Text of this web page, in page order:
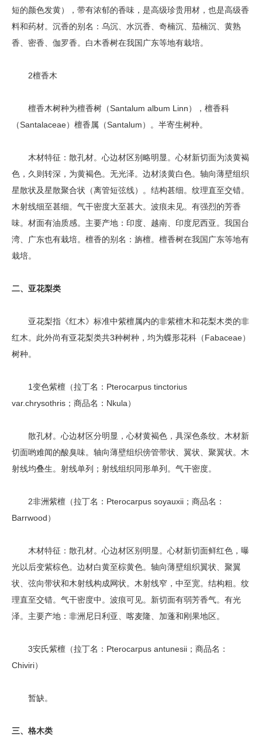
短的颜色发黄），带有浓郁的香味，是高级珍贵用材，也是高级香
料和药材。沉香的别名：乌沉、水沉香、奇楠沉、茄楠沉、黄熟
香、密香、伽罗香。白木香树在我国广东等地有栽培。
2檀香木
檀香木树种为檀香树（Santalum album Linn），檀香科
（Santalaceae）檀香属（Santalum）。半寄生树种。
木材特征：散孔材。心边材区别略明显。心材新切面为淡黄褐
色，久则转深，为黄褐色。无光泽。边材淡黄白色。轴向薄壁组织
星散状及星散聚合状（离管短弦线）。结构甚细。纹理直至交错。
木射线细至甚细。气干密度大至甚大。波痕未见。有强烈的芳香
味。材面有油质感。主要产地：印度、越南、印度尼西亚。我国台
湾、广东也有栽培。檀香的别名：旃檀。檀香树在我国广东等地有
栽培。
二、亚花梨类
亚花梨指《红木》标准中紫檀属内的非紫檀木和花梨木类的非
红木。此外尚有亚花梨类共3种树种，均为蝶形花科（Fabaceae）
树种。
1变色紫檀（拉丁名：Pterocarpus tinctorius
var.chrysothris；商品名：Nkula）
散孔材。心边材区分明显，心材黄褐色，具深色条纹。木材新
切面哟难闻的酸臭味。轴向薄壁组织傍管带状、翼状、聚翼状。木
射线均叠生。射线单列；射线组织同形单列。气干密度。
2非洲紫檀（拉丁名：Pterocarpus soyauxii；商品名：
Barrwood）
木材特征：散孔材。心边材区别明显。心材新切面鲜红色，曝
光以后变紫棕色。边材白黄至棕黄色。轴向薄壁组织翼状、聚翼
状、弦向带状和木射线构成网状。木射线窄，中至宽。结构粗。纹
理直至交错。气干密度中。波痕可见。新切面有弱芳香气。有光
泽。主要产地：非洲尼日利亚、喀麦隆、加蓬和刚果地区。
3安氏紫檀（拉丁名：Pterocarpus antunesii；商品名：
Chiviri）
暂缺。
三、格木类